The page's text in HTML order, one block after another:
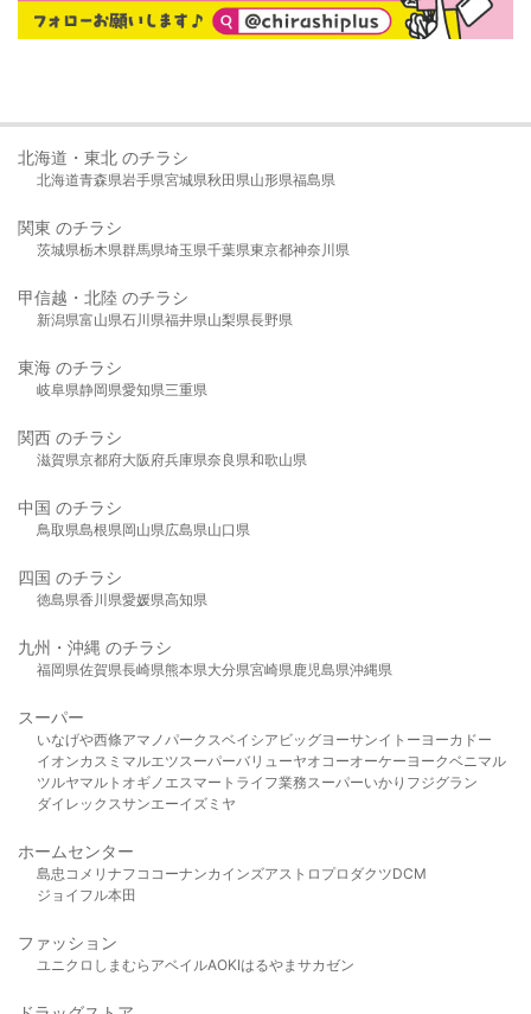
北海道・東北 のチラシ
北海道青森県岩手県宮城県秋田県山形県福島県
関東 のチラシ
茨城県栃木県群馬県埼玉県千葉県東京都神奈川県
甲信越・北陸 のチラシ
新潟県富山県石川県福井県山梨県長野県
東海 のチラシ
岐阜県静岡県愛知県三重県
関西 のチラシ
滋賀県京都府大阪府兵庫県奈良県和歌山県
中国 のチラシ
鳥取県島根県岡山県広島県山口県
四国 のチラシ
徳島県香川県愛媛県高知県
九州・沖縄 のチラシ
福岡県佐賀県長崎県熊本県大分県宮崎県鹿児島県沖縄県
スーパー
いなげや西條アマノパークスベイシア ビッグヨーサンイトーヨーカドー
イオンカスミ マルエツスーパーバリューヤオコーオーケー ヨークベニマル
ツルヤマルト オギノ エスマート ライフ業務スーパーいかり フジグラン
ダイレックスサンエーイズミヤ
ホームセンター
島忠 コメリ ナフコ コーナンカインズアストロプロダクツDCM
ジョイフル本田
ファッション
ユニクロ しまむら アベイルAOKIはるやま サカゼン